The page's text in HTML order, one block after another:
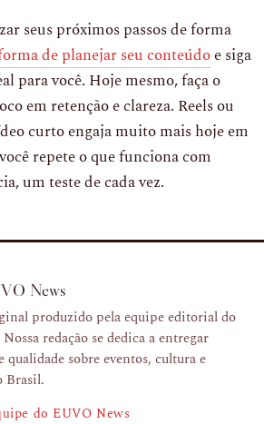
seus próximos passos de forma
de planejar seu conteúdoe siga
para você. Hoje mesmo, faça o
em retenção e clareza. Reels ou
curto engaja muito mais hoje em
repete o que funciona com
um teste de cada vez.
News
produzido pela equipe editorial do
redação se dedica a entregar
qualidade sobre eventos, cultura e
Brasil.
do EUVO News